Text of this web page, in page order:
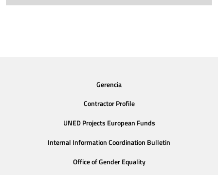
Gerencia
Contractor Profile
UNED Projects European Funds
Internal Information Coordination Bulletin
Office of Gender Equality